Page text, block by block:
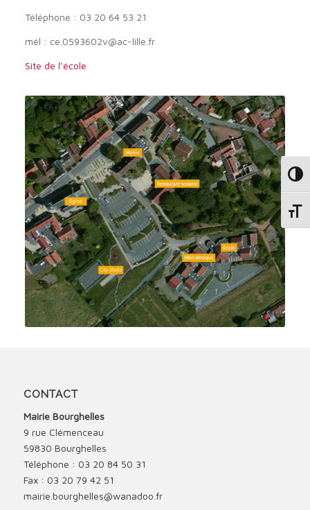
Téléphone : 03 20 64 53 21
mél : ce.0593602v@ac-lille.fr
Site de l’école
CONTACT
Mairie Bourghelles
9 rue Clémenceau
59830 Bourghelles
Téléphone : 03 20 84 50 31
Fax : 03 20 79 42 51
mairie.bourghelles@wanadoo.fr